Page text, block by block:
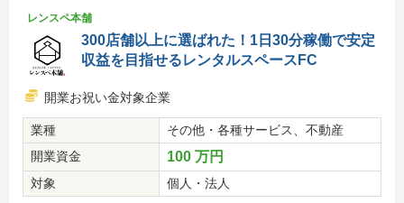
レンスペ本舗
300店舗以上に選ばれた！1日30分稼働で安定
収益を目指せるレンタルスペースFC
開業お祝い金対象企業
業種
その他・各種サービス、不動産
開業資金
100 万円
対象 個人・法人